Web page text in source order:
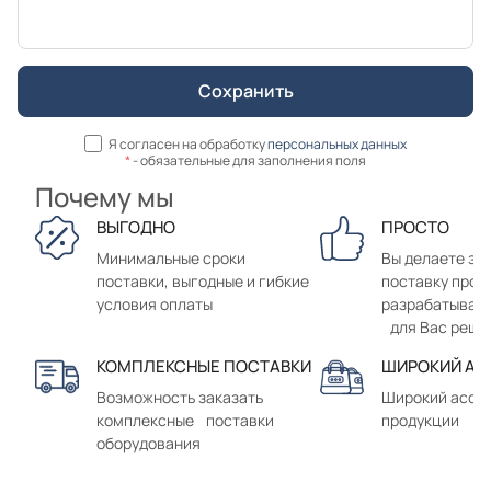
Я согласен на обработкуперсональных данных
*- обязательные для заполнения поля
Почему мы
ВЫГОДНО
Минимальные сроки
поставки, выгодные и гибкие
условия оплаты
ПРОСТО
Вы делаете
поставку
для Вас
КОМПЛЕКСНЫЕ ПОСТАВКИ
Возможность заказать
комплексные поставки
оборудования
ШИРОКИЙ
Широкий
продукции